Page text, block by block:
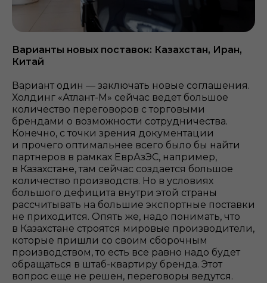
Варианты новых поставок: Казахстан, Иран,
Китай
Вариант один — заключать новые соглашения.
Холдинг «Атлант-М» сейчас ведет большое
количество переговоров с торговыми
брендами о возможности сотрудничества.
Конечно, с точки зрения документации
и прочего оптимальнее всего было бы найти
партнеров в рамках ЕврАзЭС, например,
в Казахстане, там сейчас создается большое
количество производств. Но в условиях
большого дефицита внутри этой страны
рассчитывать на большие экспортные поставки
не приходится. Опять же, надо понимать, что
в Казахстане строятся мировые производители,
которые пришли со своим сборочным
производством, то есть все равно надо будет
обращаться в штаб-квартиру бренда. Этот
вопрос еще не решен, переговоры ведутся.